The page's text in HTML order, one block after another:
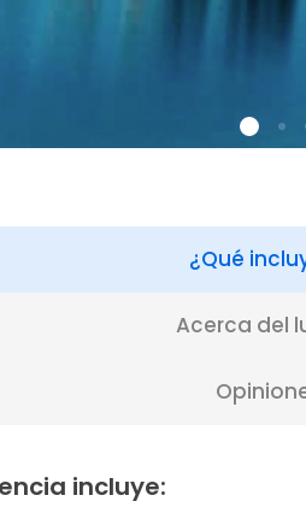
¿Qué
Acerca del
incluye: